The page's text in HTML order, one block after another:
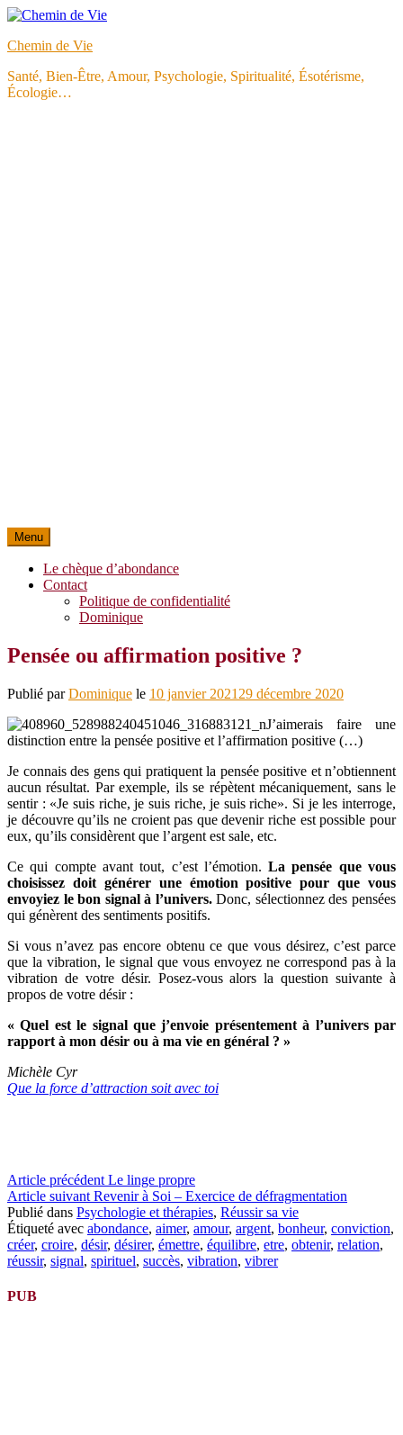
Aller
contenu
Chemin de Vie
Santé, Bien-Être, Amour, Psychologie, Spiritualité, Ésotérisme,
Écologie…
Menu
Le chèque d’abondance
Contact
Politique de confidentialité
Dominique
Pensée ou affirmation positive ?
Publié parDominique le 10 janvier 2021 29 décembre 2020
J’aimerais faire une
distinction entre la pensée positive et l’affirmation positive (…)
Je connais des gens qui pratiquent la pensée positive et n’obtiennent
aucun résultat. Par exemple, ils se répètent mécaniquement, sans le
sentir : «Je suis riche, je suis riche, je suis riche». Si je les interroge,
je découvre qu’ils ne croient pas que devenir riche est possible pour
eux, qu’ils considèrent que l’argent est sale, etc.
Ce qui compte avant tout, c’est l’émotion.La pensée que vous
choisissez doit générer une émotion positive pour que vous
envoyiez le bon signal à l’univers.Donc, sélectionnez des pensées
qui génèrent des sentiments positifs.
Si vous n’avez pas encore obtenu ce que vous désirez, c’est parce
que la vibration, le signal que vous envoyez ne correspond pas à la
vibration de votre désir. Posez-vous alors la question suivante à
propos de votre désir :
« Quel est le signal que j’envoie présentement à l’univers par
rapport à mon désir ou à ma vie en général ? »
Michèle Cyr
Que la force d’attraction soit avec toi
Lire
la
suite
Article précédent Le linge propre
Article suivant Revenir à Soi – Exercice de défragmentation
Publié dans Psychologie et thérapies, Réussir sa vie
Étiqueté avec abondance, aimer, amour, argent, bonheur, conviction,
créer, croire, désir, désirer, émettre, équilibre, etre, obtenir, relation,
réussir, signal, spirituel, succès, vibration, vibrer
PUB